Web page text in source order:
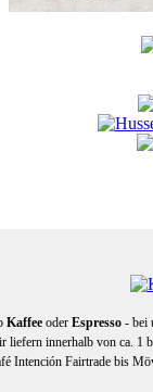
Kaffee oder Espresso - bei
liefern innerhalb von ca. 1
Intención Fairtrade bis